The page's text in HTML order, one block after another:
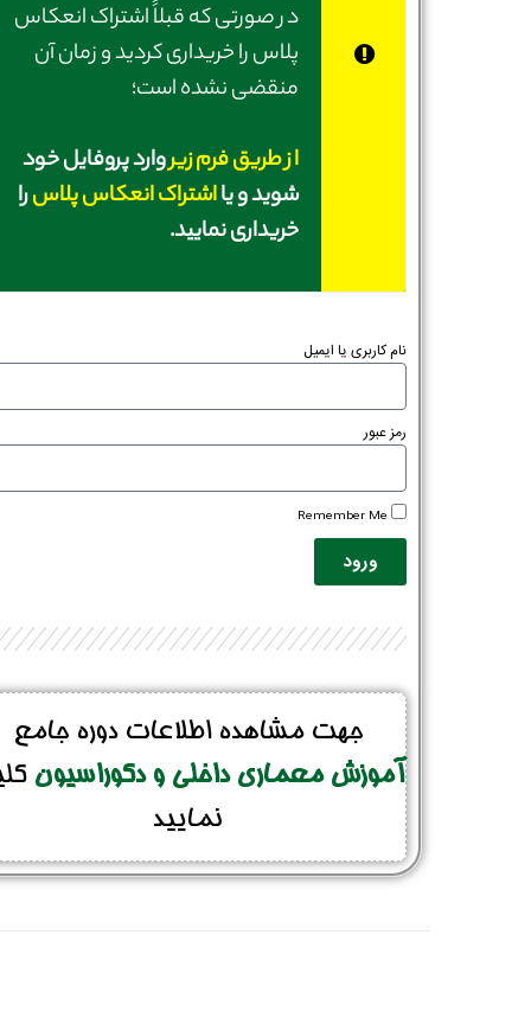
در صورتی‌ که قبلاً اشتراک انعکاس
پلاس را خریداری کردید و زمان آن
منقضی نشده است؛
از طریق فرم زیروارد پروفایل خود
شوید و یااشتراک انعکاس پلاسرا
خریداری نمایید.
نام کاربری یا ایمیل
رمز عبور
Remember Me
ورود
جهت مشاهده اطلاعات دوره جامع
آموزش معماری داخلی و دکوراسیون
نمایید
تلفن همراه :
شماره واتس‌اپ :